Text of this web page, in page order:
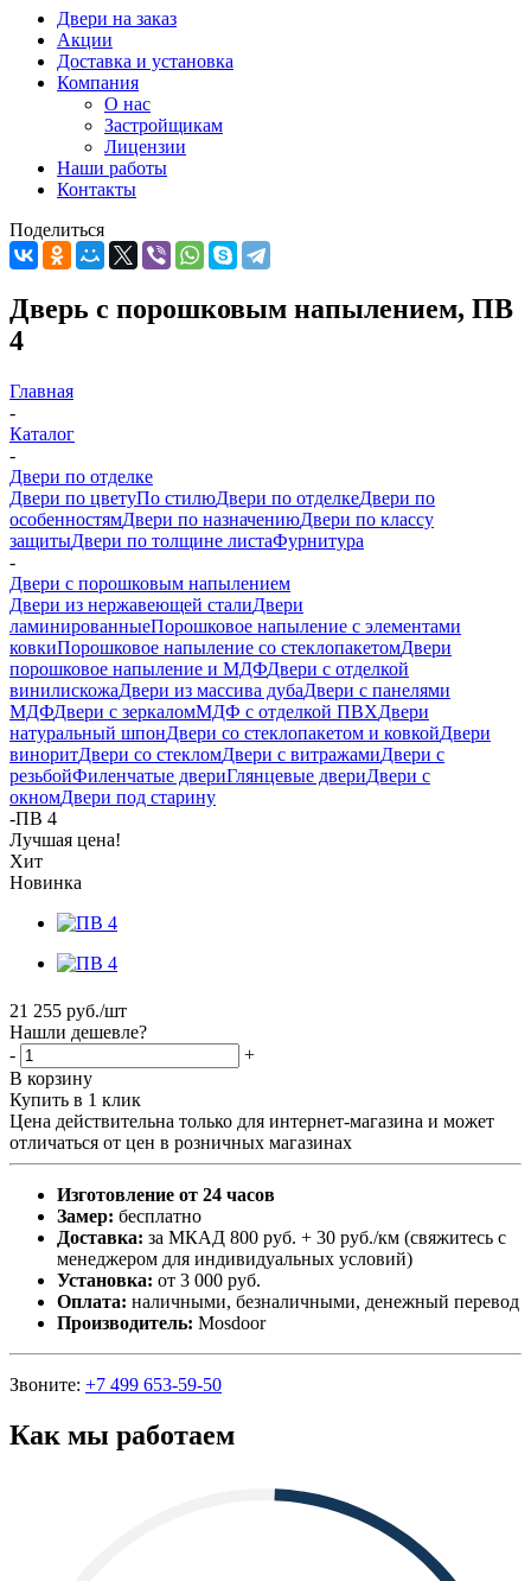
Двери на заказ
Акции
Доставка и установка
Компания
О нас
Застройщикам
Лицензии
Наши работы
Контакты
Поделиться
Дверь с порошковым напылением, ПВ
4
Главная
-
Каталог
-
Двери по отделке
Двери по цветуПо стилюДвери по отделкеДвери по
особенностямДвери по назначениюДвери по классу
защитыДвери по толщине листаФурнитура
-
Двери с порошковым напылением
Двери из нержавеющей сталиДвери
ламинированныеПорошковое напыление с элементами
ковкиПорошковое напыление со стеклопакетомДвери
порошковое напыление и МДФДвери с отделкой
винилискожаДвери из массива дубаДвери с панелями
МДФДвери с зеркаломМДФ с отделкой ПВХДвери
натуральный шпонДвери со стеклопакетом и ковкойДвери
виноритДвери со стекломДвери с витражамиДвери с
резьбойФиленчатые двериГлянцевые двериДвери с
окномДвери под старину
-ПВ 4
Лучшая цена!
Хит
Новинка
21 255 руб./шт
Нашли дешевле?
-
+
В корзину
Купить в 1 клик
Цена действительна только для интернет-магазина и может
отличаться от цен в розничных магазинах
Изготовление от 24 часов
Замер: бесплатно
Доставка: за МКАД 800 руб. + 30 руб./км (свяжитесь с
менеджером для индивидуальных условий)
Установка: от 3 000 руб.
Оплата: наличными, безналичными, денежный перевод
Производитель: Mosdoor
Звоните: +7 499 653-59-50
Как мы работаем